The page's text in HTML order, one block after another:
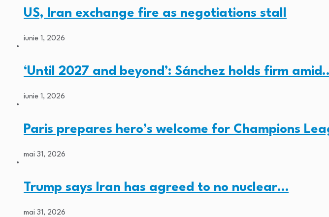
US, Iran exchange fire as negotiations stall
iunie 1, 2026
‘Until 2027 and beyond’: Sánchez holds firm
iunie 1, 2026
Paris prepares hero’s welcome for Champions
mai 31, 2026
Trump says Iran has agreed to no nuclear…
mai 31, 2026